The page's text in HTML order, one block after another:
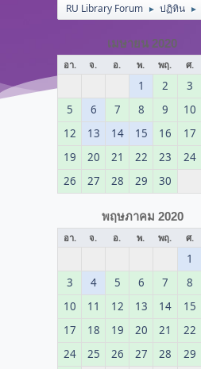
RU Library Forum ► ปฏิทิน ►
เมษายน 2020
อา. จ. อ. พ. พฤ. ศ.
1 2 3
5
6 7 8 9 10
12
13 14 15 16 17
19
20 21 22 23 24
26
27 28 29 30
พฤษภาคม 2020
อา. จ. อ. พ. พฤ. ศ.
1
3
4 5 6 7 8
10
11 12 13 14 15
17
18 19 20 21 22
24
25 26 27 28 29